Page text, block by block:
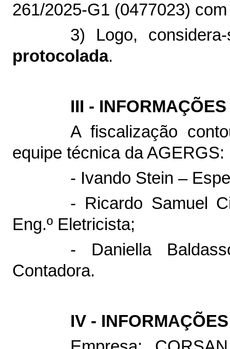
261/2025-G1 (0477023)
3) Logo,
protocolada.
III -
A fiscalização
equipe técnica da AGERGS:
- Ivando Stein –
- Ricardo Samuel
Eng.º Eletricista;
- Daniella
Contadora.
IV -